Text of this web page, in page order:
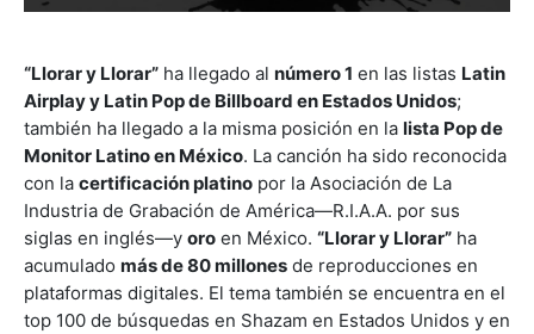
“Llorar y Llorar” ha llegado al número 1 en las listas Latin
Airplay y Latin Pop de Billboard en Estados Unidos;
también ha llegado a la misma posición en la lista Pop de
Monitor Latino en México. La canción ha sido reconocida
con la certificación platino por la Asociación de La
Industria de Grabación de América—R.I.A.A. por sus
siglas en inglés—y oro en México. “Llorar y Llorar” ha
acumulado más de 80 millones de reproducciones en
plataformas digitales. El tema también se encuentra en el
top 100 de búsquedas en Shazam en Estados Unidos y en